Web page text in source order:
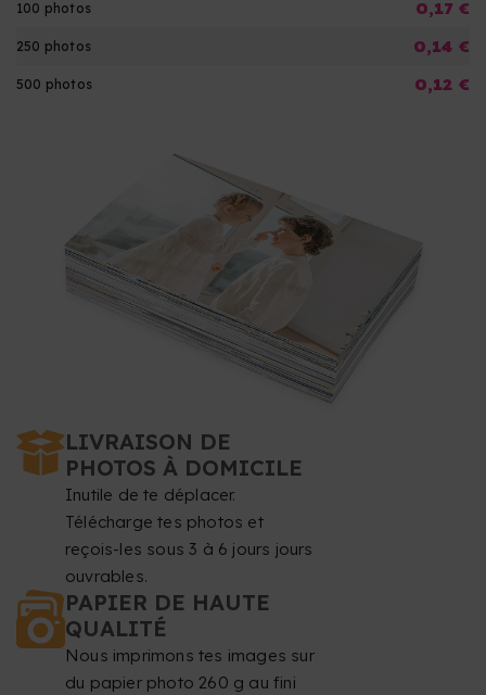
100 photos 0,17 €
250 photos 0,14 €
500 photos 0,12 €
LIVRAISON DE
PHOTOS À DOMICILE
Inutile de te déplacer.
Télécharge tes photos et
reçois-les sous 3 à 6 jours jours
ouvrables.
PAPIER DE HAUTE
QUALITÉ
Nous imprimons tes images sur
du papier photo 260 g au fini